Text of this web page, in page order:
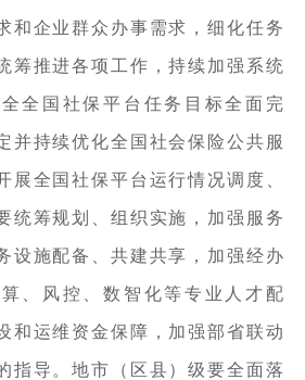
和企业群众办事需求，细化任务
筹推进各项工作，持续加强系统
全国社保平台任务目标全面完
并持续优化全国社会保险公共服
展全国社保平台运行情况调度、
统筹规划、组织实施，加强服务
设施配备、共建共享，加强经办
、风控、数智化等专业人才配
和运维资金保障，加强部省联动
指导。地市（区县）级要全面落